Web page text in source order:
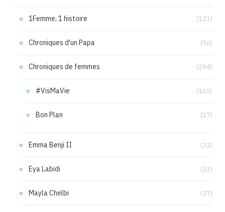
1Femme, 1 histoire (121)
Chroniques d'un Papa (50)
Chroniques de femmes (294)
#VisMaVie (165)
Bon Plan (17)
Emma Benji II (22)
Eya Labidi (23)
Mayla Chelbi (27)